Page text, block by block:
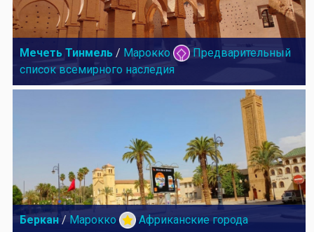
Мечеть Тинмель / Марокко
Предварительный
список всемирного наследия
Беркан / Марокко Африканские города